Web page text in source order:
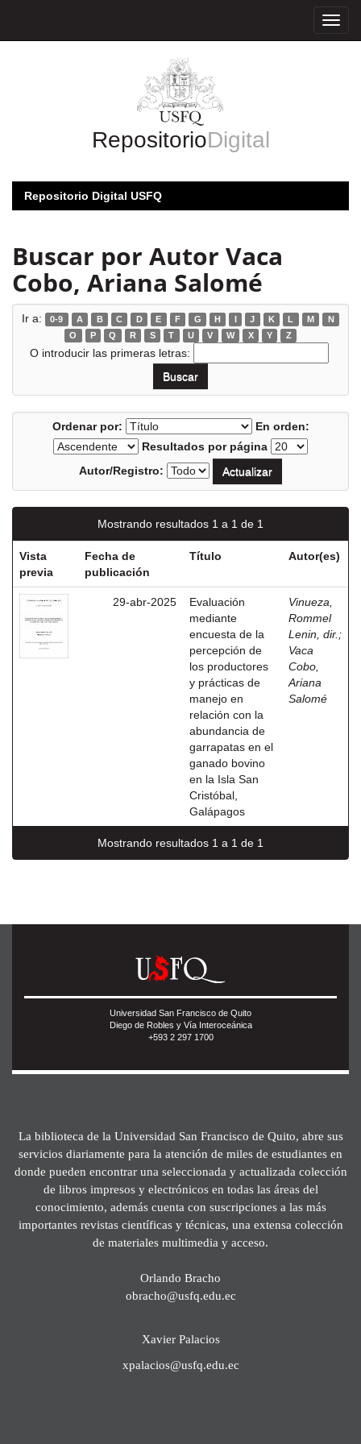
RepositorioDigital
Repositorio Digital USFQ
Buscar por Autor Vaca
Cobo, Ariana Salomé
Ir a: 0-9 A B C D E F G H I J K L M
N
O
P Q R S T U V W X Y Z
O introducir las primeras letras:
Ordenar por:
En orden:
Resultados por página
Autor/Registro:
Mostrando resultados 1 a 1 de 1
Vista
previa
Fecha de
publicación
Título Autor(es)
29-abr-2025
Evaluación
mediante
encuesta de la
percepción de
los productores
y prácticas de
manejo en
relación con la
abundancia de
garrapatas en el
ganado bovino
en la Isla San
Cristóbal,
Galápagos
Vinueza,
Rommel
Lenin, dir. ;
Vaca
Cobo,
Ariana
Salomé
Mostrando resultados 1 a 1 de 1
Universidad San Francisco de Quito
Diego de Robles y Vía Interoceánica
+593 2 297 1700
La biblioteca de la Universidad San Francisco de Quito, abre sus
servicios diariamente para la atención de miles de estudiantes en
donde pueden encontrar una seleccionada y actualizada colección
de libros impresos y electrónicos en todas las áreas del
conocimiento, además cuenta con suscripciones a las más
importantes revistas científicas y técnicas, una extensa colección
de materiales multimedia y acceso.
Orlando Bracho
obracho@usfq.edu.ec
Xavier Palacios
xpalacios@usfq.edu.ec